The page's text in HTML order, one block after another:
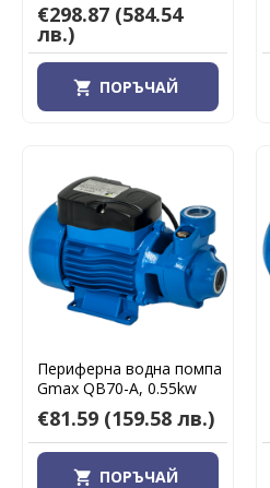
€298.87 (584.54
лв.)
ПОРЪЧАЙ
Периферна водна помпа
Gmax QB70-A, 0.55kw
€81.59 (159.58 лв.)
ПОРЪЧАЙ